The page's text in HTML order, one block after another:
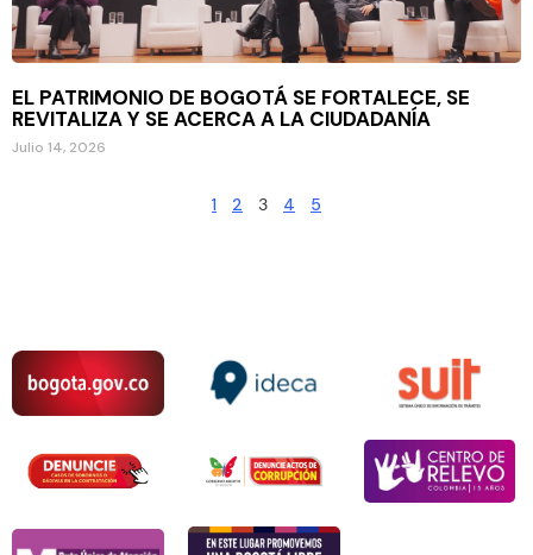
EL PATRIMONIO DE BOGOTÁ SE FORTALECE, SE
REVITALIZA Y SE ACERCA A LA CIUDADANÍA
Julio 14, 2026
1 2 3 4 5